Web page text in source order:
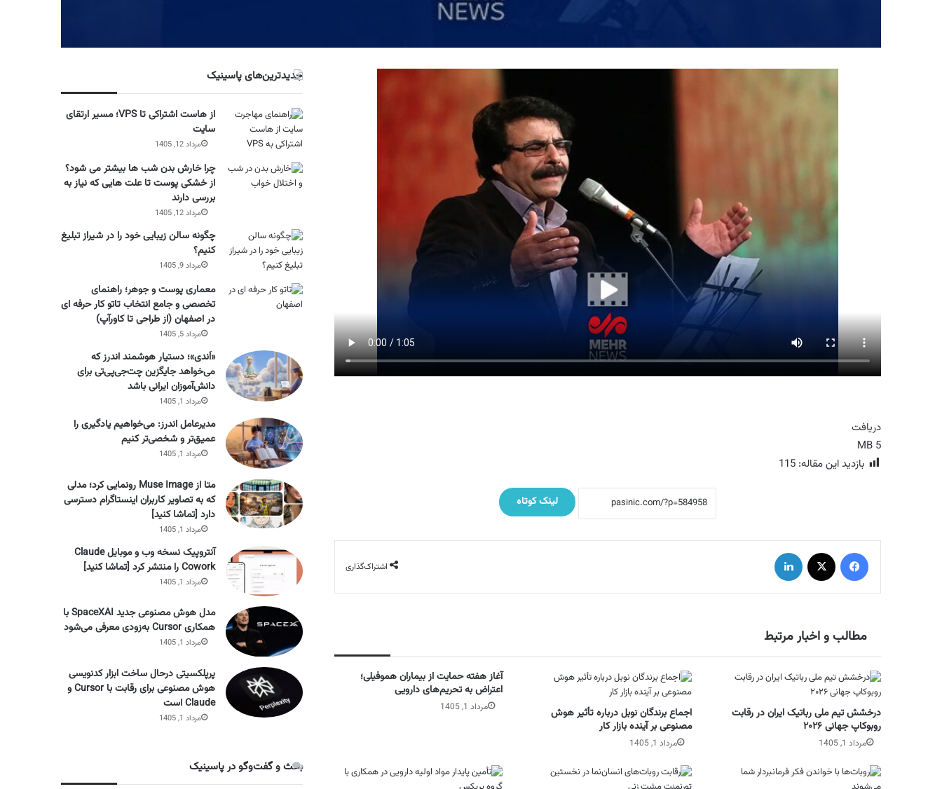
دریافت
5 MB
بازدید این مقاله: 115
لینک کوتاه
اشتراک‌گذاری
فیس بوک لینکدین
مطالب و اخبار مرتبط
آغاز هفته حمایت از بیماران هموفیلی؛
اعتراض به تحریم‌های دارویی
مرداد 1, 1405
اجماع برندگان نوبل درباره تأثیر هوش
مصنوعی بر آینده بازار کار
مرداد 1, 1405
درخشش تیم ملی رباتیک ایران در رقابت
روبوکاپ جهانی ۲۰۲۶
مرداد 1, 1405
جدیدترین‌های پاسینیک
از هاست اشتراکی تا VPS؛ مسیر ارتقای
سایت
مرداد 12, 1405
چرا خارش بدن شب ها بیشتر می شود؟
از خشکی پوست تا علت هایی که نیاز به
بررسی دارند
مرداد 12, 1405
چگونه سالن زیبایی خود را در شیراز تبلیغ
کنیم؟
مرداد 9, 1405
معماری پوست و جوهر؛ راهنمای
تخصصی و جامع انتخاب تاتو کار حرفه ای
در اصفهان (از طراحی تا کاورآپ)
مرداد 5, 1405
«اَندی»؛ دستیار هوشمند اندرز که
می‌خواهد جایگزین چت‌جی‌پی‌تی برای
دانش‌آموزان ایرانی باشد
مرداد 1, 1405
مدیرعامل اندرز: می‌خواهیم یادگیری را
عمیق‌تر و شخصی‌تر کنیم
مرداد 1, 1405
متا از Muse Image رونمایی کرد؛ مدلی
که به تصاویر کاربران اینستاگرام دسترسی
دارد [تماشا کنید]
مرداد 1, 1405
آنتروپیک نسخه وب و موبایل Claude
Cowork را منتشر کرد [تماشا کنید]
مرداد 1, 1405
مدل هوش مصنوعی جدید SpaceXAI با
همکاری Cursor به‌زودی معرفی می‌شود
مرداد 1, 1405
پرپلکسیتی درحال ساخت ابزار کدنویسی
هوش مصنوعی برای رقابت با Cursor و
Claude است
مرداد 1, 1405
بحث و گفت‌وگو در پاسینیک